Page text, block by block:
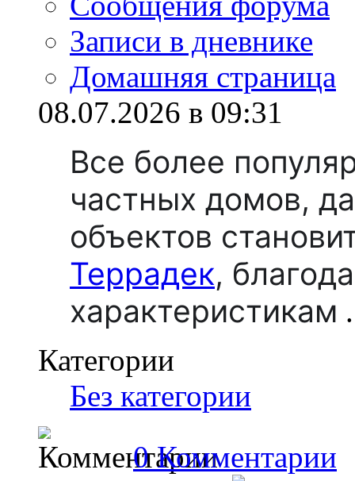
Записи в дневнике
Домашняя страница
08.07.2026 в 09:31
Все более
частных домов,
объектов
Террадек,
характеристикам
Категории
Без категории
0 Комментарии